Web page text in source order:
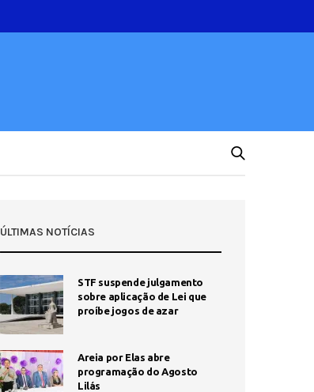
ÚLTIMAS NOTÍCIAS
STF suspende julgamento
sobre aplicação de Lei que
proíbe jogos de azar
Areia por Elas abre
programação do Agosto
Lilás